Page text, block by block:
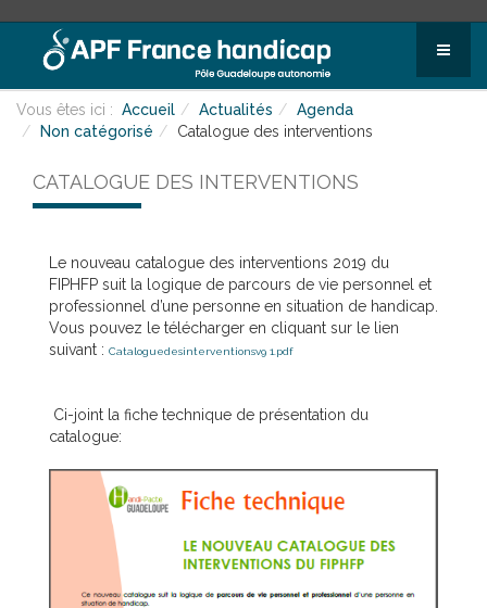
Vous êtes ici : Accueil Actualités
Agenda
Non catégorisé
Catalogue des interventions
CATALOGUE DES INTERVENTIONS
Le nouveau catalogue des interventions 2019 du
FIPHFP suit la logique de parcours de vie personnel et
professionnel d’une personne en situation de handicap.
Vous pouvez le télécharger en cliquant sur le lien
suivant : Cataloguedesinterventionsv9 1.pdf
Ci-joint la fiche technique de présentation du
catalogue: